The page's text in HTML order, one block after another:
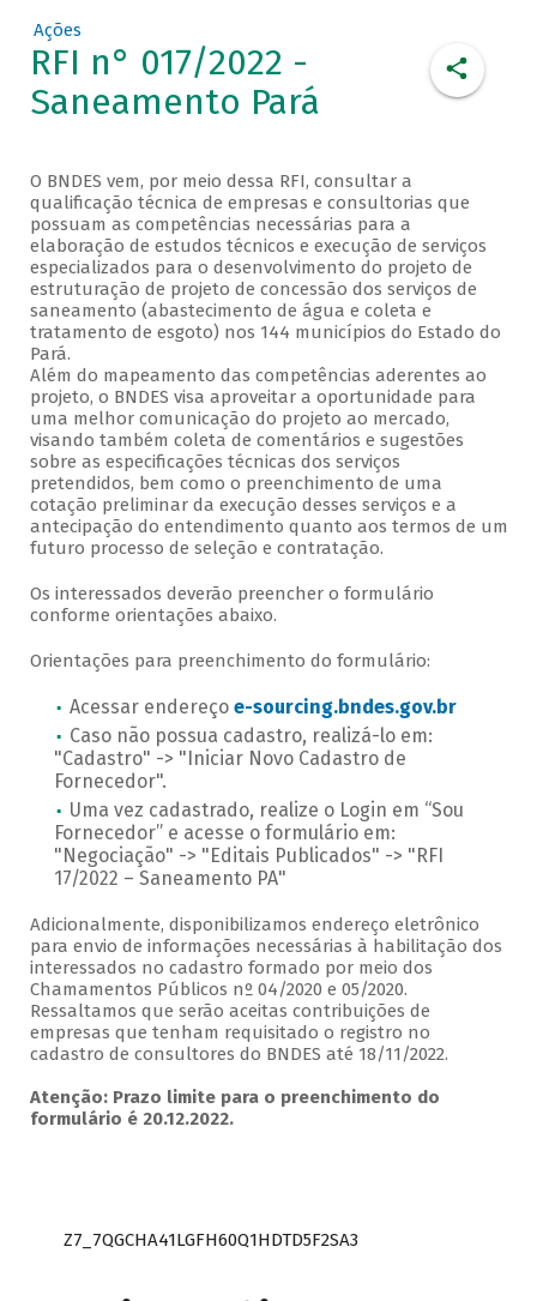
Ações
RFI n° 017/2022 -
Saneamento Pará
O BNDES vem, por meio dessa RFI, consultar a
qualificação técnica de empresas e consultorias que
possuam as competências necessárias para a
elaboração de estudos técnicos e execução de serviços
especializados para o desenvolvimento do projeto de
estruturação de projeto de concessão dos serviços de
saneamento (abastecimento de água e coleta e
tratamento de esgoto) nos 144 municípios do Estado do
Pará.
Além do mapeamento das competências aderentes ao
projeto, o BNDES visa aproveitar a oportunidade para
uma melhor comunicação do projeto ao mercado,
visando também coleta de comentários e sugestões
sobre as especificações técnicas dos serviços
pretendidos, bem como o preenchimento de uma
cotação preliminar da execução desses serviços e a
antecipação do entendimento quanto aos termos de um
futuro processo de seleção e contratação.
Os interessados deverão preencher o formulário
conforme orientações abaixo.
Orientações para preenchimento do formulário:
Acessar endereço e-sourcing.bndes.gov.br
Caso não possua cadastro, realizá-lo em:
"Cadastro" -> "Iniciar Novo Cadastro de
Fornecedor".
Uma vez cadastrado, realize o Login em “Sou
Fornecedor” e acesse o formulário em:
"Negociação" -> "Editais Publicados" -> "RFI
17/2022 – Saneamento PA"
Adicionalmente, disponibilizamos endereço eletrônico
para envio de informações necessárias à habilitação dos
interessados no cadastro formado por meio dos
Chamamentos Públicos nº 04/2020 e 05/2020.
Ressaltamos que serão aceitas contribuições de
empresas que tenham requisitado o registro no
cadastro de consultores do BNDES até 18/11/2022.
Atenção: Prazo limite para o preenchimento do
formulário é 20.12.2022.
Z7_7QGCHA41LGFH60Q1HDTD5F2SA3